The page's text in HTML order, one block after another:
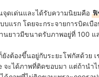
จุดเด่นและได้รับความนิยมคือ ฟิ
แรก โดยจะกระจายการบิดเบื
นยาวมีขนาดรับภาพอยู่ที่ 100 แ
ยังต้องขึ้นอยู่กับระยะโฟกัสด้วย
จะได้ภาพที่ติดขอบมา แต่ถ้านำ